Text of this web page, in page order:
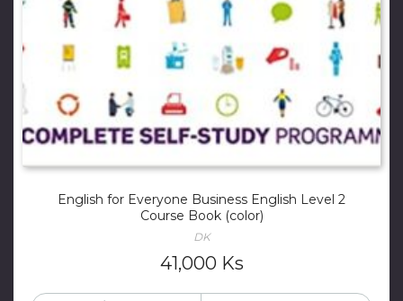
English for Everyone Business English Level 2
Course Book (color)
DK
41,000 Ks